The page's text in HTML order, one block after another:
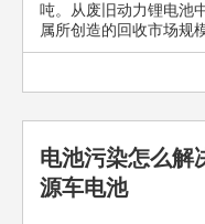
吨。从废旧动力锂电池
属所创造的回收市场规
电池污染怎么解
源车电池